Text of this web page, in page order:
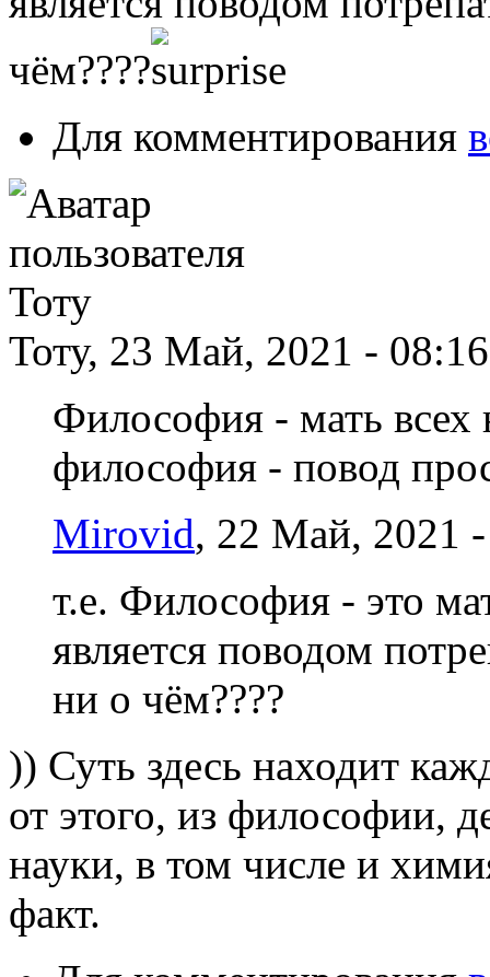
чём????
Для комментирования
Тоту, 23 Май, 2021 -
Философия - мать
философия - повод
Mirovid, 22 Май, 2021
т.е. Философия - это
является поводом
ни о чём????
)) Суть здесь находит
от этого, из философии,
науки, в том числе и
факт.